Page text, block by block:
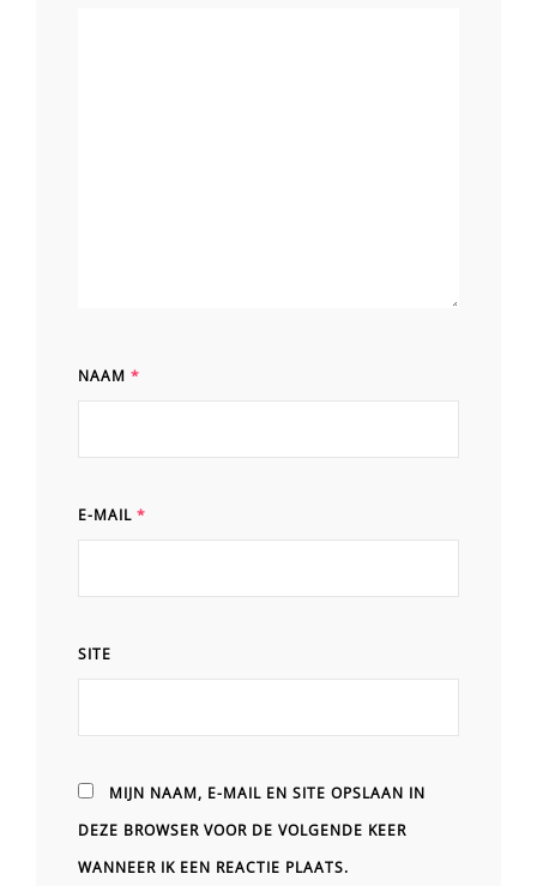
NAAM *
E-MAIL *
SITE
MIJN NAAM, E-MAIL EN SITE OPSLAAN IN
DEZE BROWSER VOOR DE VOLGENDE KEER
WANNEER IK EEN REACTIE PLAATS.